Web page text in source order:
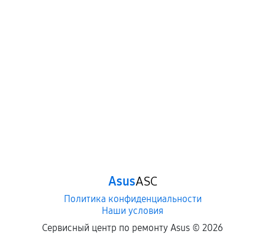
AsusASC
Политика конфиденциальности
Наши условия
Сервисный центр по ремонту Asus © 2026